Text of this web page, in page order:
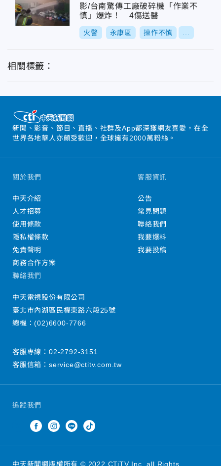
影/台南驚傳工廠破碎機「作業不
慎」爆炸！ 4傷送醫
火警 永康區 操作不慎
相關標籤：
新聞、影音、節目、直播、社群及App都深獲網友喜愛，在全
世界各地華人亦頗受歡迎，全球擁有2000萬粉絲。
追蹤我們
關於我們
中天介紹
人才招募
使用條款
隱私權條款
免責聲明
商務合作方案
客服資訊
公告
常見問題
聯絡我們
我要爆料
我要投稿
聯絡我們
中天電視股份有限公司
臺北市內湖區民權東路六段25號
總機：(02)6600-7766
客服專線： 02-2792-3151
客服信箱： service@ctitv.com.tw
中天新聞網版權所有 © 2022 CTiTV Inc. all Rights